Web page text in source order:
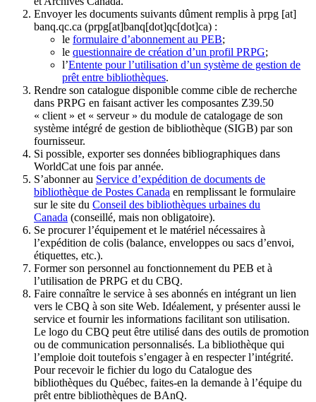
Envoyer les documents suivants dûment remplis à prpg [at]
banq.qc.ca (prpg[at]banq[dot]qc[dot]ca) :
le formulaire d’abonnement au PEB;
le questionnaire de création d’un profil PRPG;
l’Entente pour l’utilisation d’un système de gestion de
prêt entre bibliothèques.
Rendre son catalogue disponible comme cible de recherche
dans PRPG en faisant activer les composantes Z39.50
« client » et « serveur » du module de catalogage de son
système intégré de gestion de bibliothèque (SIGB) par son
fournisseur.
Si possible, exporter ses données bibliographiques dans
WorldCat une fois par année.
S’abonner au Service d’expédition de documents de
bibliothèque de Postes Canada en remplissant le formulaire
sur le site du Conseil des bibliothèques urbaines du
Canada (conseillé, mais non obligatoire).
Se procurer l’équipement et le matériel nécessaires à
l’expédition de colis (balance, enveloppes ou sacs d’envoi,
étiquettes, etc.).
Former son personnel au fonctionnement du PEB et à
l’utilisation de PRPG et du CBQ.
Faire connaître le service à ses abonnés en intégrant un lien
vers le CBQ à son site Web. Idéalement, y présenter aussi le
service et fournir les informations facilitant son utilisation.
Le logo du CBQ peut être utilisé dans des outils de promotion
ou de communication personnalisés. La bibliothèque qui
l’emploie doit toutefois s’engager à en respecter l’intégrité.
Pour recevoir le fichier du logo du Catalogue des
bibliothèques du Québec, faites-en la demande à l’équipe du
prêt entre bibliothèques de BAnQ.